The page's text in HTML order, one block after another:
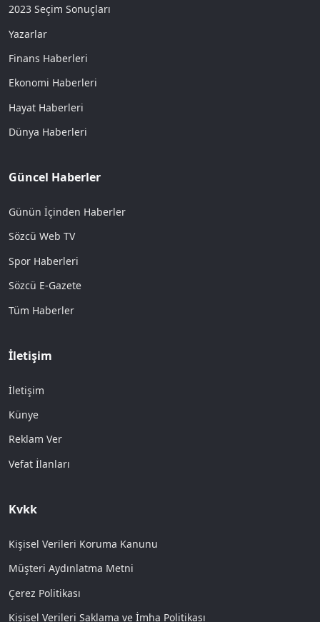
2023 Seçim Sonuçları
Yazarlar
Finans Haberleri
Ekonomi Haberleri
Hayat Haberleri
Dünya Haberleri
Güncel Haberler
Günün İçinden Haberler
Sözcü Web TV
Spor Haberleri
Sözcü E-Gazete
Tüm Haberler
İletişim
İletişim
Künye
Reklam Ver
Vefat İlanları
Kvkk
Kişisel Verileri Koruma Kanunu
Müşteri Aydınlatma Metni
Çerez Politikası
Kişisel Verileri Saklama ve İmha Politikası